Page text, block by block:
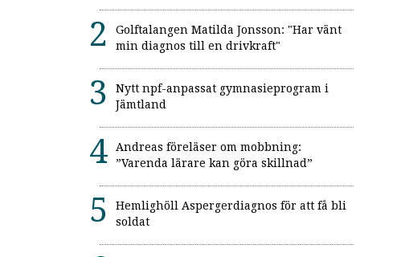
Golftalangen Matilda Jonsson: "Har vänt
min diagnos till en drivkraft"
Nytt npf-anpassat gymnasieprogram i
Jämtland
Andreas föreläser om mobbning:
”Varenda lärare kan göra skillnad”
Hemlighöll Aspergerdiagnos för att få bli
soldat